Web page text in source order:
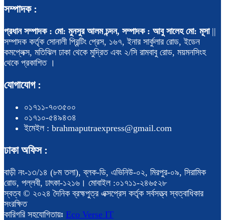
সম্পাদক :
প্রধান সম্পাদক : মো: মুনসুর আলম চন্দন, সম্পাদক : আবু সালেহ মো: মূসা||
সম্পাদক কর্তৃক সোনালী প্রিন্টিং প্রেস, ১৬৭, ইনার সার্কুলার রোড, ইডেন
কমপ্লেক্স, মতিঝিল ঢাকা থেকে মুদ্রিত এবং ২/সি রামবাবু রোড, ময়মনসিংহ
থেকে প্রকাশিত ।
যোগাযোগ :
০১৭১১-৭০৩৫০০
০১৭১০-৫৪৯৪৩৪
ইমেইল : brahmaputraexpress@gmail.com
ঢাকা অফিস :
বাড়ী নং-১৩/১৪ (৮ম তলা), ব্লক-ডি, এভিনিউ-০২, মিরপুর-০৯, সিরামিক
রোড, পল্লবী, ঢাৎকা-১২১৬। মোবাইল :০১৭১১-২৪৬৫২৮
স্বত্ব © ২০২৪ দৈনিক ব্রহ্মপুত্র এক্সপ্রেস কর্তৃক সর্বসত্ত্ব স্বত্বাধিকার
সংরক্ষিত
কারিগরি সহযোগিতায়ঃ Eco Verse IT